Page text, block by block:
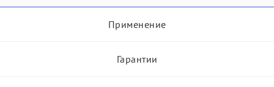
Применение
Гарантии